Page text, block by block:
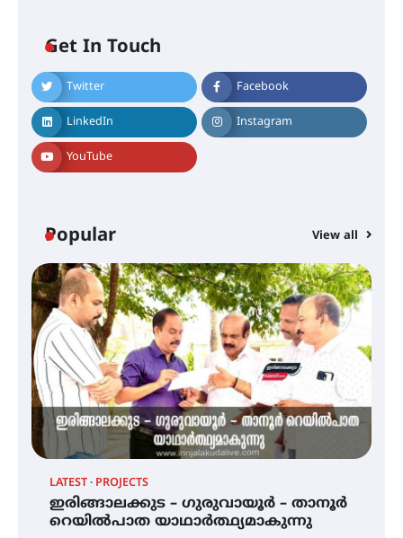
Get In Touch
Twitter Facebook
LinkedIn Instagram
YouTube
Popular View all
LATEST PROJECTS
ഇരിങ്ങാലക്കുട – ഗുരുവായൂർ – താനൂർ
റെയിൽപാത യാഥാർത്ഥ്യമാകുന്നു
തിരനോട്ടം ‘അരങ്ങ് 2026’ ഉണർന്നു
ഐ.ടി.യു. ബാങ്കിലെ
നിക്ഷേപകർക്ക് പണം തിരികെ
നിക്ഷേപക സംരക്ഷണ സമിതി
ശക്തമായ കാറ്റിന് സാധ്യത –
ആഗസ്റ്റ് 12 വരെ മഴ തുടരും,
തൃശൂർ ജില്ലയിൽ മഞ്ഞ അലർട്ട്
ശക്തമായ മഴ തുടരുന്നു – തൃശൂർ
ജില്ലയിൽ എല്ലാ വിദ്യാഭ്യാസ
സ്ഥാപനങ്ങൾക്കും ശനിയാഴ്ച
അവധി
എം.ജി. യൂണിവേഴ്‌സിറ്റിയിൽ നിന്ന്
ഇംഗ്ളീഷ് സാഹിത്യത്തിൽ
ഡോക്ടറേറ്റ് നേടിയ എൻ. ആര്യ